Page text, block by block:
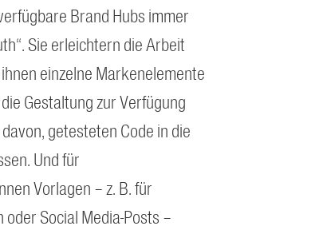
Brand Hubs immer
Sie erleichtern die Arbeit
einzelne Markenelemente
Gestaltung zur Verfügung
getesteten Code in die
Und für
Vorlagen – z. B. für
Social Media-Posts –